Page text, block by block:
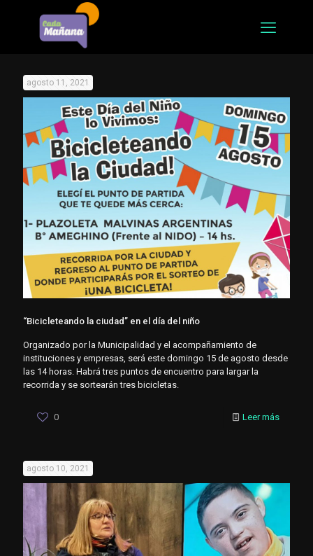
agosto 11, 2021
“Bicicleteando la ciudad” en el día del niño
Organizado por la Municipalidad y el acompañamiento de
instituciones y empresas, será este domingo 15 de agosto desde
las 14 horas. Habrá tres puntos de encuentro para largar la
recorrida y se sortearán tres bicicletas.
0 Leer más
agosto 10, 2021